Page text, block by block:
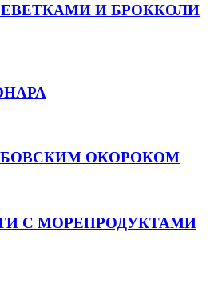
И БРОККОЛИ
ОКОРОКОМ
С МОРЕПРОДУКТАМИ